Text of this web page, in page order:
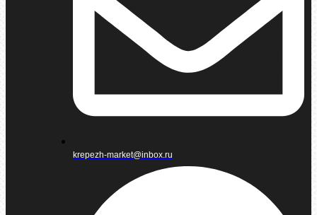
krepezh-market@inbox.ru